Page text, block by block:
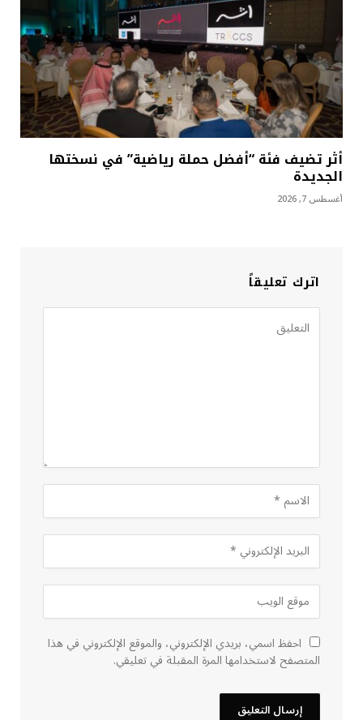
أثر تضيف فئة “أفضل حملة رياضية” في نسختها
الجديدة
أغسطس 7, 2026
اترك تعليقاً
احفظ اسمي، بريدي الإلكتروني، والموقع الإلكتروني في هذا
المتصفح لاستخدامها المرة المقبلة في تعليقي.